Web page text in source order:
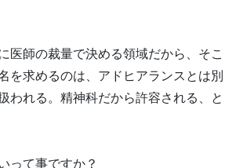
医師の裁量で決める領域だから、そこ
を求めるのは、アドヒアランスとは別
われる。精神科だから許容される、と
って事ですか？